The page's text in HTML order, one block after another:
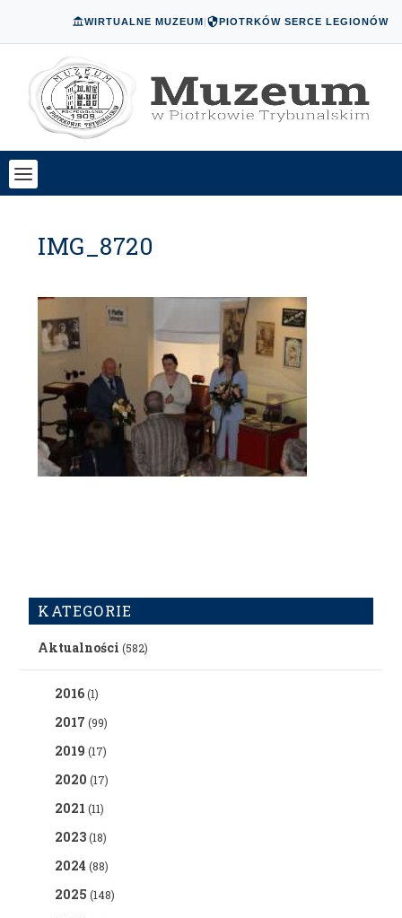
WIRTUALNE MUZEUM| PIOTRKÓW SERCE LEGIONÓW
IMG_8720
KATEGORIE
Aktualności (582)
2016(1)
2017 (99)
2019 (17)
2020 (17)
2021 (11)
2023(18)
2024 (88)
2025 (148)